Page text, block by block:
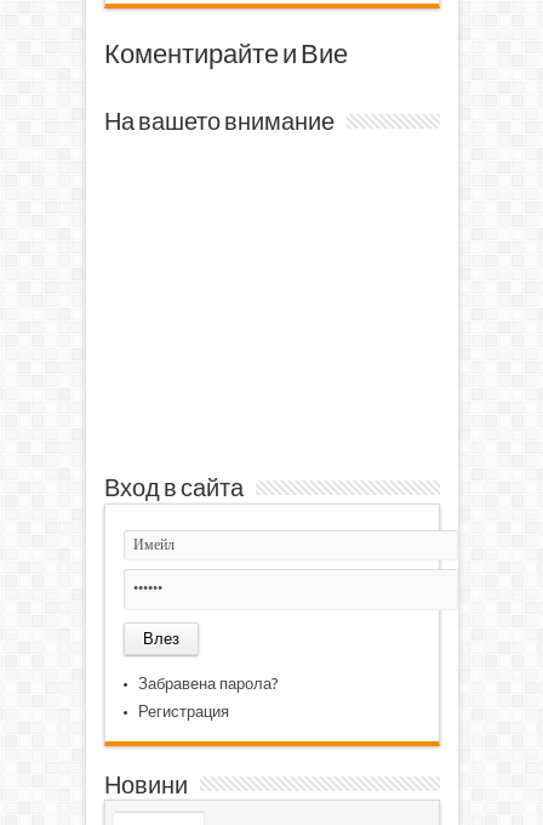
Коментирайте и Вие
На вашето внимание
Вход в сайта
Забравена парола?
Регистрация
Новини